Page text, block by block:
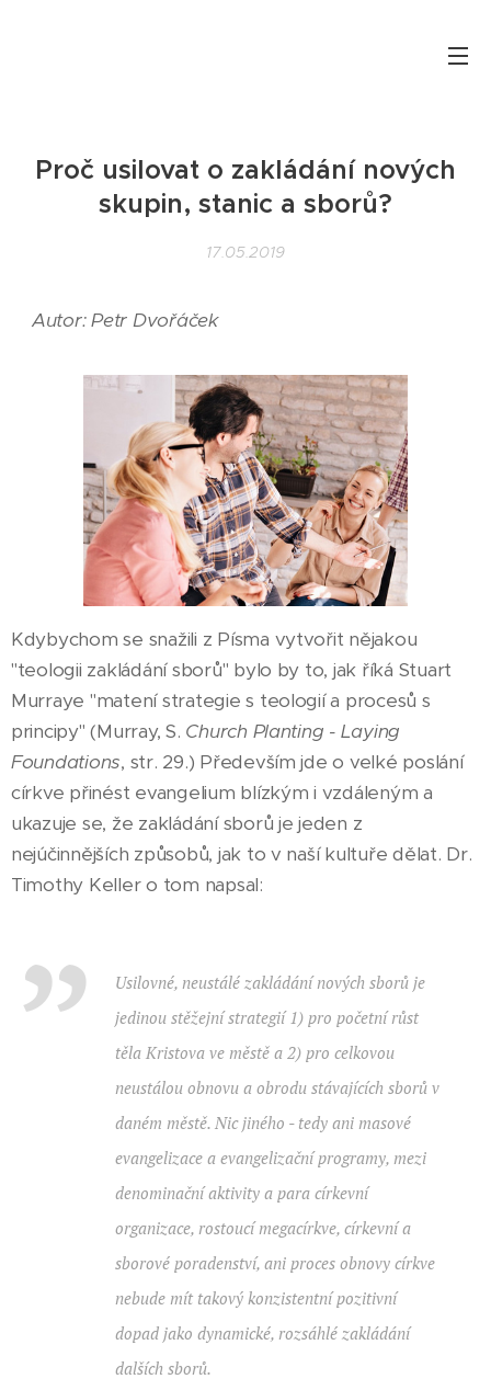
Proč usilovat o zakládání nových
skupin, stanic a sborů?
17.05.2019
Autor: Petr Dvořáček
Kdybychom se snažili z Písma vytvořit nějakou
"teologii zakládání sborů" bylo by to, jak říká Stuart
Murraye "matení strategie s teologií a procesů s
principy" (Murray, S. Church Planting - Laying
Foundations, str. 29.) Především jde o velké poslání
církve přinést evangelium blízkým i vzdáleným a
ukazuje se, že zakládání sborů je jeden z
nejúčinnějších způsobů, jak to v naší kultuře dělat. Dr.
Timothy Keller o tom napsal:
Usilovné, neustálé zakládání nových sborů je
jedinou stěžejní strategií 1) pro početní růst
těla Kristova ve městě a 2) pro celkovou
neustálou obnovu a obrodu stávajících sborů v
daném městě. Nic jiného - tedy ani masové
evangelizace a evangelizační programy, mezi
denominační aktivity a para církevní
organizace, rostoucí megacírkve, církevní a
sborové poradenství, ani proces obnovy církve
nebude mít takový konzistentní pozitivní
dopad jako dynamické, rozsáhlé zakládání
dalších sborů.